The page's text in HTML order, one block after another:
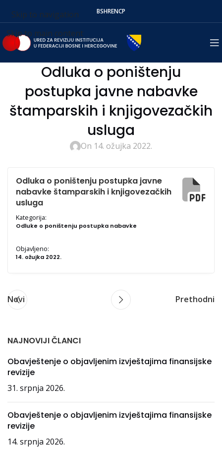
Skip to navigation
Skip to main content
BSHRENСР
Odluka o poništenju
postupka javne nabavke
štamparskih i knjigovezačkih
usluga
On 14. ožujka 2022.
Odluka o poništenju postupka javne
nabavke štamparskih i knjigovezačkih
usluga
Kategorija:
Odluke o poništenju postupka nabavke
Objavljeno:
14. ožujka 2022.
Novi Prethodni
NAJNOVIJI ČLANCI
Obavještenje o objavljenim izvještajima finansijske
revizije
31. srpnja 2026.
Obavještenje o objavljenim izvještajima finansijske
revizije
14. srpnja 2026.